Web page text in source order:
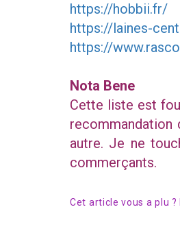
https://hobbii.fr/
https://laines-
https://
Nota Bene
Cette liste est
recommandation
autre. Je ne
commerçants.
Cet article vous a plu